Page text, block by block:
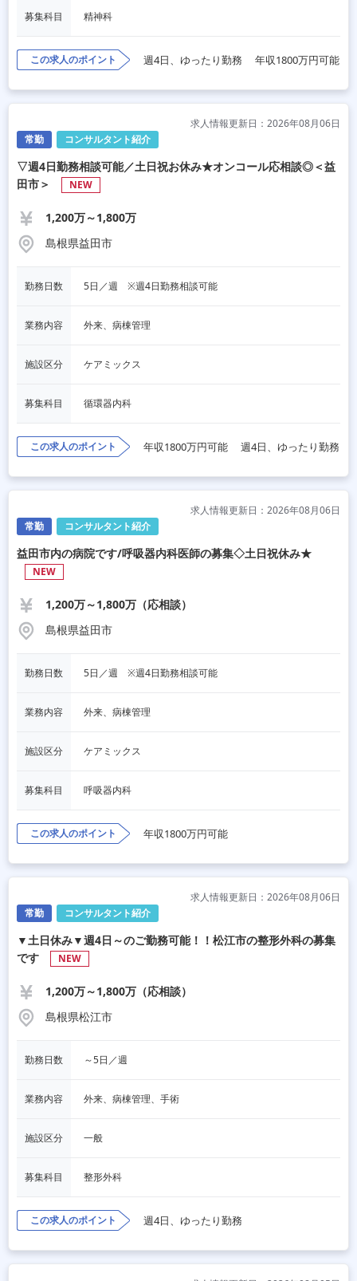
募集科目 精神科
この求人のポイント 週4日、ゆったり勤務 年収1800万円可能
常勤 コンサルタント紹介
求人情報更新日：2026年08月06日
▽週4日勤務相談可能／土日祝お休み★オンコール応相談◎＜益
田市＞
NEW
1,200万～1,800万
島根県益田市
勤務日数 5日／週　※週4日勤務相談可能
業務内容 外来、病棟管理
施設区分 ケアミックス
募集科目 循環器内科
この求人のポイント 年収1800万円可能 週4日、ゆったり勤務
常勤 コンサルタント紹介
求人情報更新日：2026年08月06日
益田市内の病院です/呼吸器内科医師の募集◇土日祝休み★
NEW
1,200万～1,800万（応相談）
島根県益田市
勤務日数 5日／週　※週4日勤務相談可能
業務内容 外来、病棟管理
施設区分 ケアミックス
募集科目 呼吸器内科
この求人のポイント 年収1800万円可能
常勤 コンサルタント紹介
求人情報更新日：2026年08月06日
▼土日休み▼週4日～のご勤務可能！！松江市の整形外科の募集
です
NEW
1,200万～1,800万（応相談）
島根県松江市
勤務日数 ～5日／週
業務内容 外来、病棟管理、手術
施設区分 一般
募集科目 整形外科
この求人のポイント 週4日、ゆったり勤務